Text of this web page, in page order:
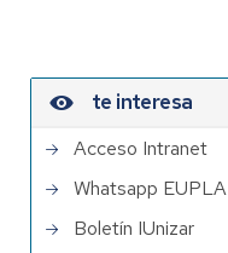
te interesa
Acceso Intranet
Whatsapp EUPLA
Boletín IUnizar